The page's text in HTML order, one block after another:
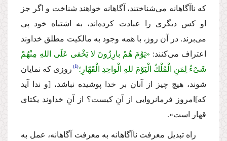
كه ناآگاهانه مى‌شناختند، آگاهانه خواهند شناخت و اگر جز
او كس دیگرى را عبادت كرده‌اند، به اشتباه خود پى
مى‌برند. در آن روز، با همه وجود به مالكیت مطلق خداوند
اعتراف مى‌كنند: «یَوْمَ هُمْ بارِزُونَ لا یَخْفى عَلَى اللهِ مِنْهُمْ
شَیْءٌ لِمَنِ الْمُلْكُ الْیَوْمَ للهِِ الْواحِدِ الْقَهّارِ؛ 1
روزى كه نمایان
شوند، هیچ چیز از آنان بر خدا پوشیده نباشد، [و ندا آید
كه]امروز فرمانروایى از آنِ كیست؟ از آنِ خداوند یكتاى
قهار است».
راه تبدیل معرفت ناآگاهانه به معرفت آگاهانه، عمل به